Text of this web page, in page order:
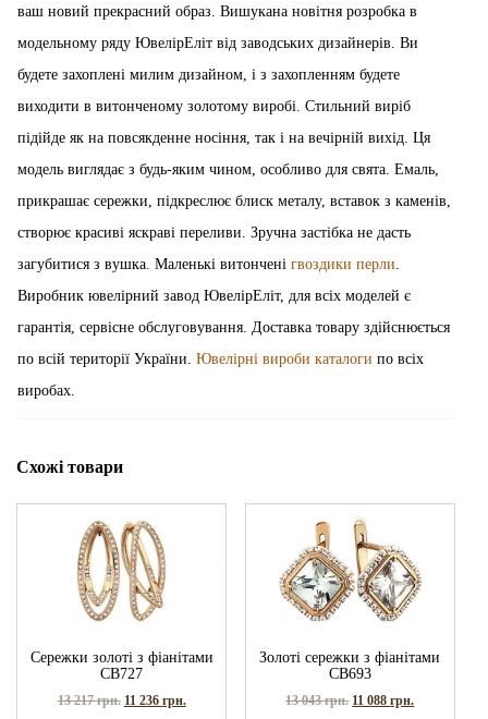
ваш новий прекрасний образ. Вишукана новітня розробка в
модельному ряду ЮвелірЕліт від заводських дизайнерів. Ви
будете захоплені милим дизайном, і з захопленням будете
виходити в витонченому золотому виробі. Стильний виріб
підійде як на повсякденне носіння, так і на вечірній вихід. Ця
модель виглядає з будь-яким чином, особливо для свята. Емаль,
прикрашає сережки, підкреслює блиск металу, вставок з каменів,
створює красиві яскраві переливи. Зручна застібка не дасть
загубитися з вушка. Маленькі витончені гвоздики перли
Виробник ювелірний завод ЮвелірЕліт, для всіх моделей є
гарантія, сервісне обслуговування. Доставка товару здійснюється
по всій території України. Ювелірні вироби каталоги по всіх
виробах.
Схожі товари
Сережки золоті з фіанітами
СВ727
13 217грн. 11 236 грн.
Золоті сережки з фіанітами
СВ693
13 043грн. 11 088грн.